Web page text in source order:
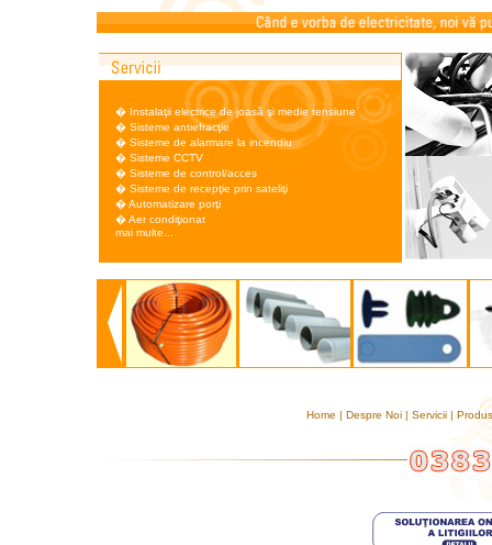
� Instalaţii electrice de joasă şi medie tensiune
� Sisteme antiefracţie
� Sisteme de alarmare la incendiu
� Sisteme CCTV
� Sisteme de control/acces
� Sisteme de recepţie prin sateliţi
�Automatizare porţi
�Aer condiţionat
mai multe...
Home | Despre Noi | Servicii |